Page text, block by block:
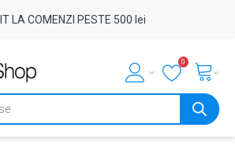
LA COMENZI PESTE 500 lei
0